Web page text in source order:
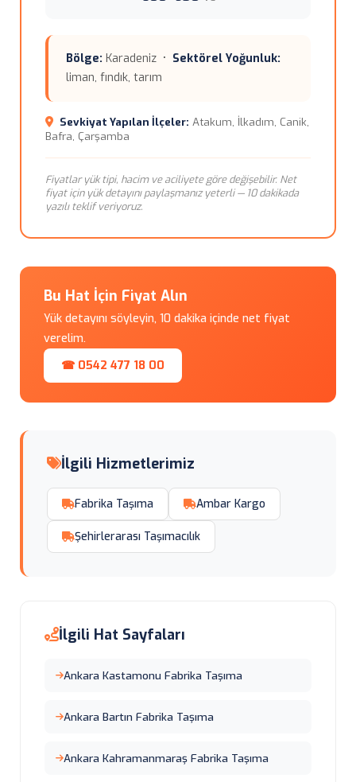
Bölge: Karadeniz • Sektörel Yoğunluk:
liman, fındık, tarım
Sevkiyat Yapılan İlçeler: Atakum, İlkadım, Canik,
Bafra, Çarşamba
Fiyatlar yük tipi, hacim ve aciliyete göre değişebilir. Net
fiyat için yük detayını paylaşmanız yeterli — 10 dakikada
yazılı teklif veriyoruz.
Bu Hat İçin Fiyat Alın
Yük detayını söyleyin, 10 dakika içinde net fiyat
verelim.
☎ 0542 477 18 00
İlgili Hizmetlerimiz
Fabrika Taşıma Ambar Kargo
Şehirlerarası Taşımacılık
İlgili Hat Sayfaları
Ankara Kastamonu Fabrika Taşıma
Ankara Bartın Fabrika Taşıma
Ankara Kahramanmaraş Fabrika Taşıma